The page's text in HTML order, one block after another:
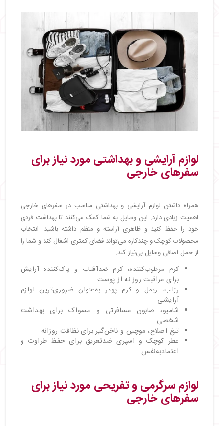
لوازم آرایشی و بهداشتی مورد نیاز برای
سفرهای خارجی
همراه داشتن لوازم آرایشی و بهداشتی مناسب در سفرهای خارجی
اهمیت زیادی دارد. این وسایل به شما کمک می‌کنند تا بهداشت فردی
خود را حفظ کنید و ظاهری آراسته و منظم داشته باشید. انتخاب
محصولات کوچک و چندکاره می‌تواند فضای کمتری اشغال کند و شما را
از حمل اضافی وسایل بی‌نیاز کند.
کرم مرطوب‌کننده، کرم ضدآفتاب و پاک‌کننده آرایش
برای مراقبت روزانه از پوست
رژلب، ریمل و کرم پودر به‌عنوان ضروری‌ترین لوازم
آرایشی
شامپو، صابون مسافرتی و مسواک برای بهداشت
شخصی
تیغ اصلاح، موچین و ناخن‌گیر برای نظافت روزانه
عطر کوچک و اسپری ضدتعریق برای حفظ طراوت و
اعتمادبه‌نفس
لوازم سرگرمی و تفریحی مورد نیاز برای
سفرهای خارجی